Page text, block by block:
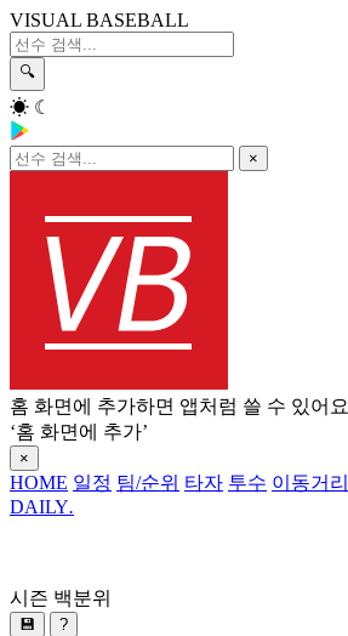
VISUAL BASEBALL
🔍
☀ ☾
×
홈 화면에 추가하면 앱처럼 쓸 수 있어요
‘홈 화면에 추가’
×
HOME 일정 팀/순위 타자 투수 이동거리
DAILY.
시즌 백분위
💾 ?